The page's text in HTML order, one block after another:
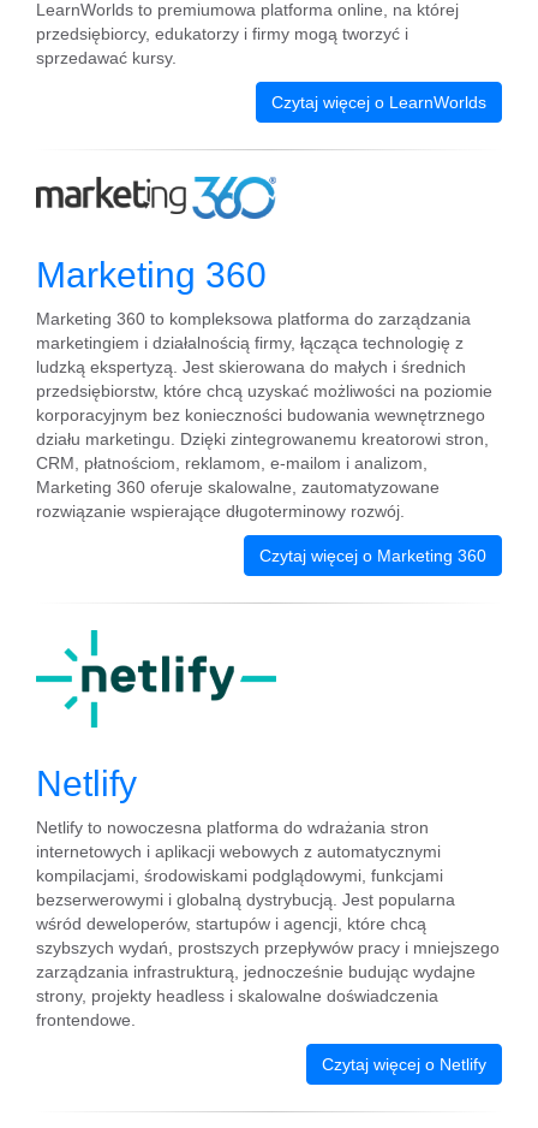
LearnWorlds to premiumowa platforma online, na której
przedsiębiorcy, edukatorzy i firmy mogą tworzyć i
sprzedawać kursy.
Czytaj więcej o LearnWorlds
Marketing 360
Marketing 360 to kompleksowa platforma do zarządzania
marketingiem i działalnością firmy, łącząca technologię z
ludzką ekspertyzą. Jest skierowana do małych i średnich
przedsiębiorstw, które chcą uzyskać możliwości na poziomie
korporacyjnym bez konieczności budowania wewnętrznego
działu marketingu. Dzięki zintegrowanemu kreatorowi stron,
CRM, płatnościom, reklamom, e-mailom i analizom,
Marketing 360 oferuje skalowalne, zautomatyzowane
rozwiązanie wspierające długoterminowy rozwój.
Czytaj więcej o Marketing 360
Netlify
Netlify to nowoczesna platforma do wdrażania stron
internetowych i aplikacji webowych z automatycznymi
kompilacjami, środowiskami podglądowymi, funkcjami
bezserwerowymi i globalną dystrybucją. Jest popularna
wśród deweloperów, startupów i agencji, które chcą
szybszych wydań, prostszych przepływów pracy i mniejszego
zarządzania infrastrukturą, jednocześnie budując wydajne
strony, projekty headless i skalowalne doświadczenia
frontendowe.
Czytaj więcej o Netlify